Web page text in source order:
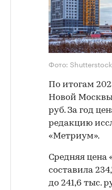
Фото: Shutterstock
По итогам
Новой Москвы
руб. За год
редакцию
«Метриум».
Средняя цена
составила
до 241,6 тыс.